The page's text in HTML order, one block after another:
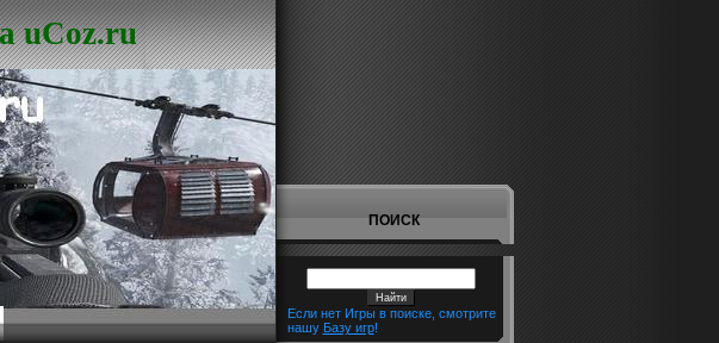
uCoz.ru
ПОИСК
Если нет Игры в поиске, смотрите
нашу Базу игр!